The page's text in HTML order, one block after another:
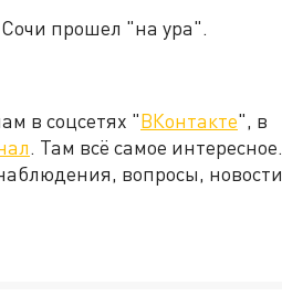
прошел "на ура".
в соцсетях "ВКонтакте", в
. Там всё самое интересное.
вопросы, новости